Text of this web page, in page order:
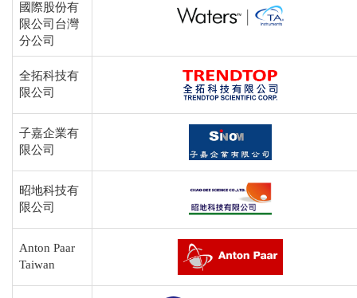
國際股份有
限公司台灣
分公司
全拓科技有
限公司
子嘉企業有
限公司
昭地科技有
限公司
Anton Paar
Taiwan